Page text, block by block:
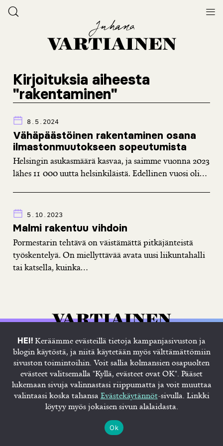
Kirjoituksia aiheesta
"rakentaminen"
8.5.2024
Vähäpäästöinen rakentaminen osana
ilmastonmuutokseen sopeutumista
Helsingin asukasmäärä kasvaa, ja saimme vuonna 2023
lähes 11 000 uutta helsinkiläistä. Edellinen vuosi oli...
5.10.2023
Malmi rakentuu vihdoin
Pormestarin tehtävä on väistämättä pitkäjänteistä
työskentelyä. On miellyttävää avata uusi liikuntahalli
tai katsella, kuinka...
Etusivu Juhana Blogi Tietosuojaseloste
Evästekäytännöt
HEI! Keräämme evästeillä tietoja kampanjasivuston ja
blogin käytöstä, ja niitä käytetään myös välttämättömiin
sivuston toimintoihin. Voit sallia kolmansien osapuolten
evästeet valitsemalla "Kyllä, evästeet ovat OK". Pääset
lukemaan sivuja valinnastasi riippumatta ja voit muuttaa
valintaasi koska tahansaEvästekäytännöt-sivulla. Linkki
löytyy myös jokaisen sivun alalaidasta.
Ok